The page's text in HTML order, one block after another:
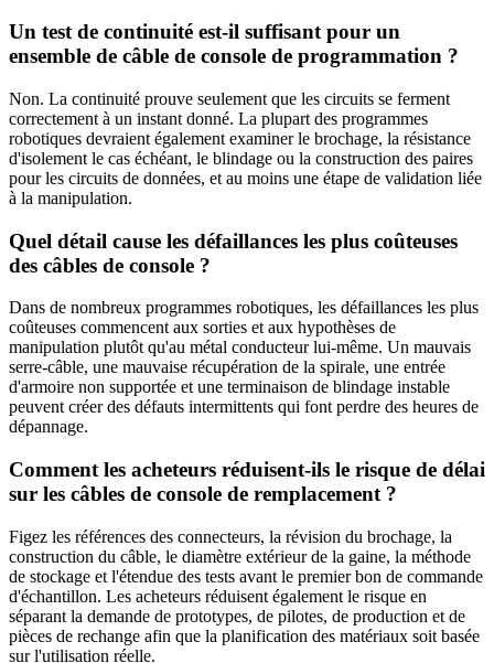
Un test de continuité est-il suffisant pour un
ensemble de câble de console de programmation ?
Non. La continuité prouve seulement que les circuits se ferment
correctement à un instant donné. La plupart des programmes
robotiques devraient également examiner le brochage, la résistance
d'isolement le cas échéant, le blindage ou la construction des paires
pour les circuits de données, et au moins une étape de validation liée
à la manipulation.
Quel détail cause les défaillances les plus coûteuses
des câbles de console ?
Dans de nombreux programmes robotiques, les défaillances les plus
coûteuses commencent aux sorties et aux hypothèses de
manipulation plutôt qu'au métal conducteur lui-même. Un mauvais
serre-câble, une mauvaise récupération de la spirale, une entrée
d'armoire non supportée et une terminaison de blindage instable
peuvent créer des défauts intermittents qui font perdre des heures de
dépannage.
Comment les acheteurs réduisent-ils le risque de délai
sur les câbles de console de remplacement ?
Figez les références des connecteurs, la révision du brochage, la
construction du câble, le diamètre extérieur de la gaine, la méthode
de stockage et l'étendue des tests avant le premier bon de commande
d'échantillon. Les acheteurs réduisent également le risque en
séparant la demande de prototypes, de pilotes, de production et de
pièces de rechange afin que la planification des matériaux soit basée
sur l'utilisation réelle.